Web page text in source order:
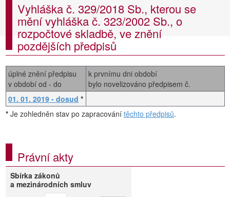
Vyhláška č. 329/2018 Sb., kterou se
mění vyhláška č. 323/2002 Sb., o
rozpočtové skladbě, ve znění
pozdějších předpisů
úplné znění předpisu
v období od - do
k prvnímu dni období
bylo novelizováno předpisem č.
01. 01. 2019 - dosud *
* Je zohledněn stav po zapracování těchto předpisů.
Právní akty
Sbírka zákonů
a mezinárodních smluv